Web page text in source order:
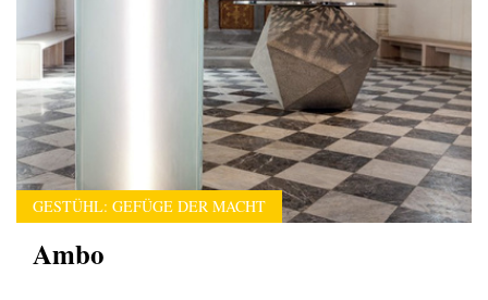
GESTÜHL: GEFÜGE DER MACHT
Ambo